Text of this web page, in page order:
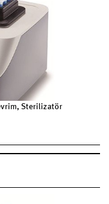
Sterilizatör